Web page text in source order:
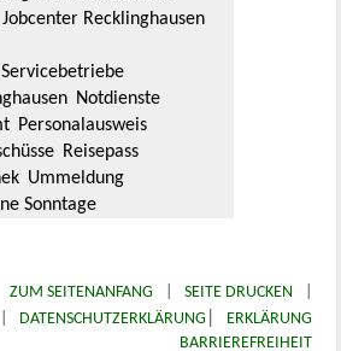
Jobcenter Recklinghausen
Notdienste
Personalausweis
Reisepass
Ummeldung
Sonntage
ZUM SEITENANFANG SEITE DRUCKEN
DATENSCHUTZERKLÄRUNG|
ERKLÄRUNG
BARRIEREFREIHEIT